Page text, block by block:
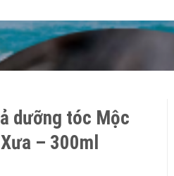
dưỡng tóc Mộc
– 300ml